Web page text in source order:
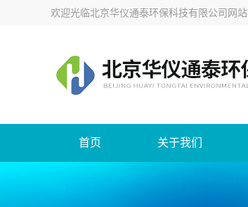
欢迎光临北京华仪通泰环保科技有限公司网站
首页 关于我们